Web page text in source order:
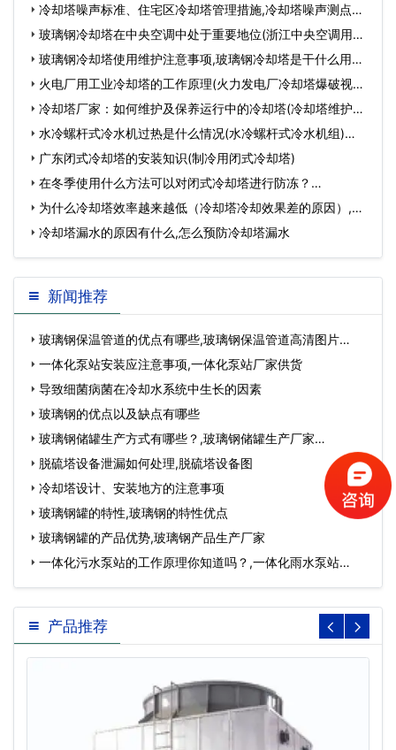
冷却塔噪声标准、住宅区冷却塔管理措施,冷却塔噪声测点位
置…玻璃钢冷却塔在中央空调中处于重要地位(浙江中央空调用玻
璃钢冷却塔)…
玻璃钢冷却塔使用维护注意事项,玻璃钢冷却塔是干什么用
的…火电厂用工业冷却塔的工作原理(火力发电厂冷却塔爆破视频)
… 冷却塔厂家：如何维护及保养运行中的冷却塔(冷却塔维护厂
家)…
水冷螺杆式冷水机过热是什么情况(水冷螺杆式冷水机组)…
广东闭式冷却塔的安装知识(制冷用闭式冷却塔)
在冬季使用什么方法可以对闭式冷却塔进行防冻？…
为什么冷却塔效率越来越低（冷却塔冷却效果差的原因）,冷
却塔冷却效果差的…
冷却塔漏水的原因有什么,怎么预防冷却塔漏水
新闻推荐
玻璃钢保温管道的优点有哪些,玻璃钢保温管道高清图片…
一体化泵站安装应注意事项,一体化泵站厂家供货
导致细菌病菌在冷却水系统中生长的因素
玻璃钢的优点以及缺点有哪些
玻璃钢储罐生产方式有哪些？,玻璃钢储罐生产厂家…
脱硫塔设备泄漏如何处理,脱硫塔设备图
冷却塔设计、安装地方的注意事项
玻璃钢罐的特性,玻璃钢的特性优点
玻璃钢罐的产品优势,玻璃钢产品生产厂家
一体化污水泵站的工作原理你知道吗？,一体化雨水泵站…
产品推荐